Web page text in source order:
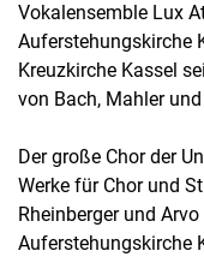
Vokalensemble Lux
Auferstehungskirche
Kreuzkirche Kassel
von Bach, Mahler
Der große Chor der
Werke für Chor und
Rheinberger und
Auferstehungskirche